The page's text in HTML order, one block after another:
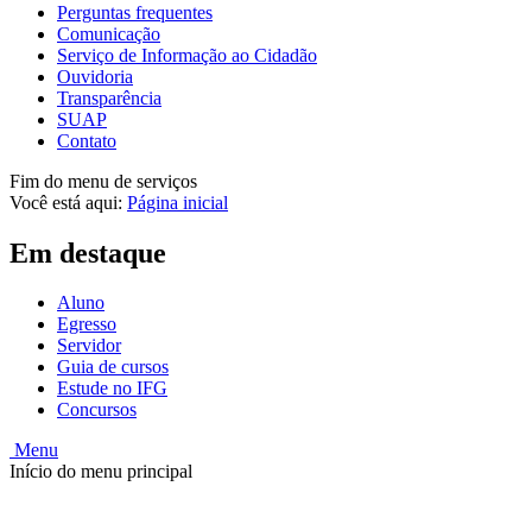
Perguntas frequentes
Comunicação
Serviço de Informação ao Cidadão
Ouvidoria
Transparência
SUAP
Contato
Fim do menu de serviços
Você está aqui: Página inicial
Em destaque
Aluno
Egresso
Servidor
Guia de cursos
Estude no IFG
Concursos
Menu
Início do menu principal